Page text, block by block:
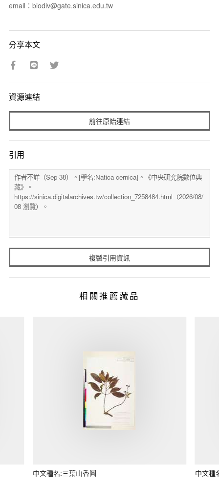
email：biodiv@gate.sinica.edu.tw
分享本文
資源連結
前往原始連結
引用
複製引用資訊
相關推薦藏品
中文種名:三葉山香圓 中文種